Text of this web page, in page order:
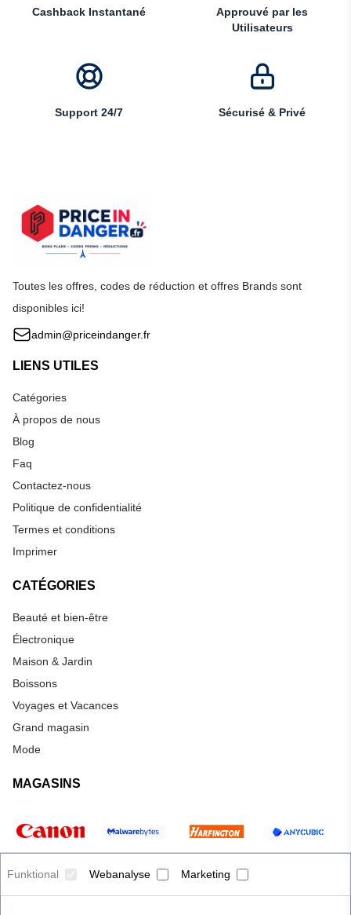
Cashback Instantané
Approuvé par les
Utilisateurs
Support 24/7 Sécurisé & Privé
Funktional Webanalyse Marketing
Toutes les offres, codes de réduction et offres Brands sont
disponibles ici!
admin@priceindanger.fr
LIENS UTILES
Catégories
À propos de nous
Blog
Faq
Contactez-nous
Politique de confidentialité
Termes et conditions
Imprimer
CATÉGORIES
Beauté et bien-être
Électronique
Maison & Jardin
Boissons
Voyages et Vacances
Grand magasin
Mode
MAGASINS